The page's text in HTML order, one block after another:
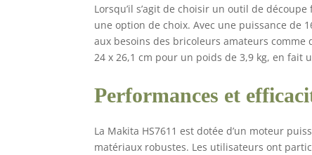
Lorsqu’il s’agit de choisir un outil de
une option de choix. Avec une puissance de
aux besoins des bricoleurs amateurs comme
24 x 26,1 cm pour un poids de 3,9 kg, en
Performances et
La Makita HS7611 est dotée d’un moteur
matériaux robustes. Les utilisateurs ont